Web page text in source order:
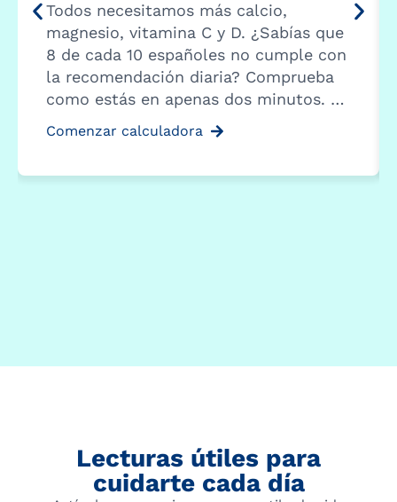
Todos necesitamos más calcio,
magnesio, vitamina C y D. ¿Sabías que
8 de cada 10 españoles no cumple con
la recomendación diaria? Comprueba
como estás en apenas dos minutos. …
Comenzar calculadora
Lecturas útiles para
cuidarte cada día